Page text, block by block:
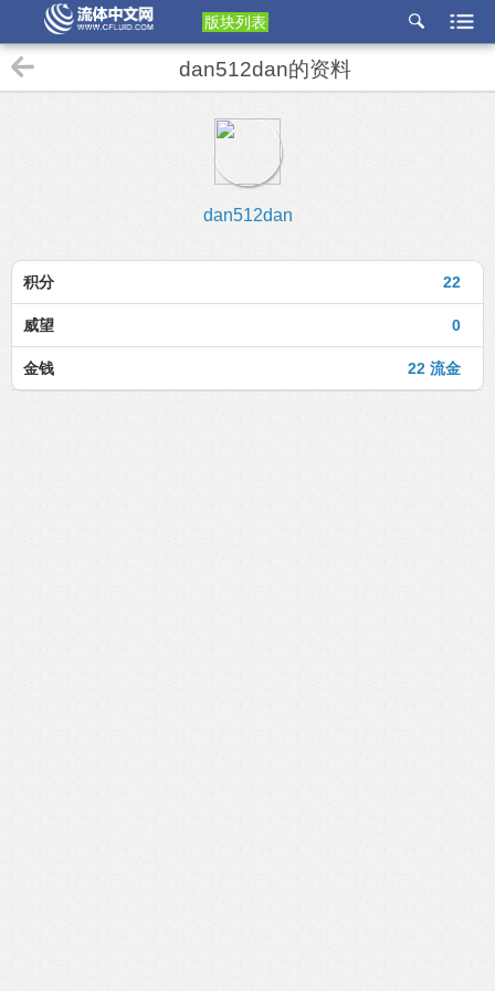
版块列表
etu
dan512dan的资料
dan512dan
22
积分
0
威望
22 流金
金钱